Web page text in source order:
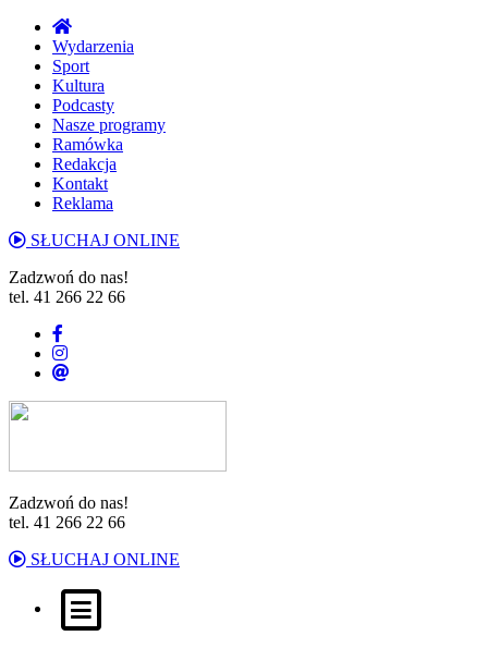
Wydarzenia
Sport
Kultura
Podcasty
Nasze programy
Ramówka
Redakcja
Kontakt
Reklama
SŁUCHAJ ONLINE
Zadzwoń do nas!
tel. 41 266 22 66
Zadzwoń do nas!
tel. 41 266 22 66
SŁUCHAJ ONLINE